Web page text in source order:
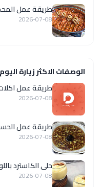
طريقة عمل
2026-07-08
الوصفات الاكثر زيارة اليوم
طريقة عمل
2026-07-08
طريقة عمل
2026-07-08
حلى الكاسترد
2026-07-08